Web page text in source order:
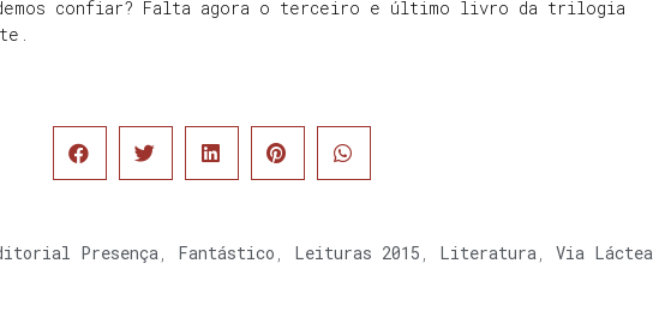
confiar? Falta agora o terceiro e último livro da trilogia
Presença Fantástico Leituras 2015 Literatura Via Láctea